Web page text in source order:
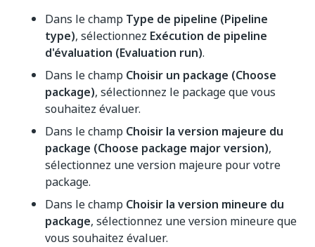
Dans le champ Type de pipeline (Pipeline
type), sélectionnez Exécution de pipeline
d'évaluation (Evaluation run).
Dans le champ Choisir un package (Choose
package), sélectionnez le package que vous
souhaitez évaluer.
Dans le champ Choisir la version majeure du
package (Choose package major version),
sélectionnez une version majeure pour votre
package.
Dans le champ Choisir la version mineure du
package, sélectionnez une version mineure que
vous souhaitez évaluer.